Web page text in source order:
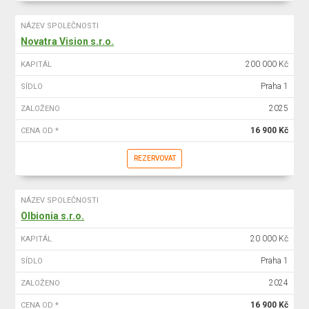
NÁZEV SPOLEČNOSTI
Novatra Vision s.r.o.
KAPITÁL 200 000 Kč
SÍDLO Praha 1
ZALOŽENO 2025
CENA OD * 16 900 Kč
REZERVOVAT
NÁZEV SPOLEČNOSTI
Olbionia s.r.o.
KAPITÁL 20 000 Kč
SÍDLO Praha 1
ZALOŽENO 2024
CENA OD * 16 900 Kč